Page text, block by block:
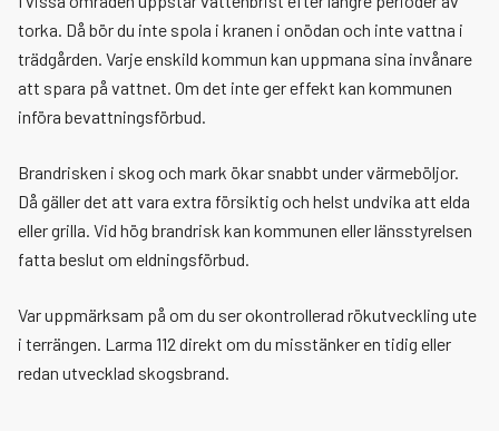
Företag & Verksamhet
Automatiskt brandlarm
Brandskydd vid ansökan om serveringstillstånd
Tillsyn brandskydd
Brandfarliga och explosiva varor Växla
Tillsyn brandfarliga och explosiva varor
Tillfällig övernattning
Utbildning
Boka utbildning
Kontakta oss Växla
Våra brandstationer
Räddningstjänst under höjd beredskap
Blanketter
Kontakta oss
torka. Då bör du inte spola i kranen i onödan och inte vattna i
trädgården. Varje enskild kommun kan uppmana sina invånare
att spara på vattnet. Om det inte ger effekt kan kommunen
införa bevattningsförbud.
Brandrisken i skog och mark ökar snabbt under värmeböljor.
Då gäller det att vara extra försiktig och helst undvika att elda
eller grilla. Vid hög brandrisk kan kommunen eller länsstyrelsen
fatta beslut om eldningsförbud.
Var uppmärksam på om du ser okontrollerad rökutveckling ute
i terrängen. Larma 112 direkt om du misstänker en tidig eller
redan utvecklad skogsbrand.